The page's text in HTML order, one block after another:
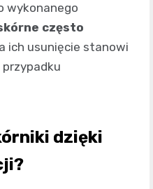
wykonanego
często
ich usunięcie stanowi
dzięki